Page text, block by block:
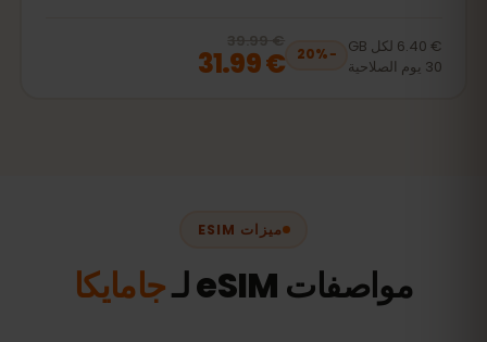
€ 6.40 لكل GB
30 يوم الصلاحية
−
20%
20% off, was
€ 31.99 € 39.99
€ 31.99
ميزات ESIM
مواصفات eSIM لـ جامايكا